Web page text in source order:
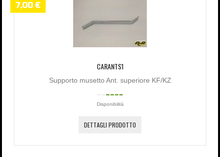
7,00 €
CARANTS1
Supporto musetto Ant. superiore KF/KZ
Disponibilità
DETTAGLI PRODOTTO